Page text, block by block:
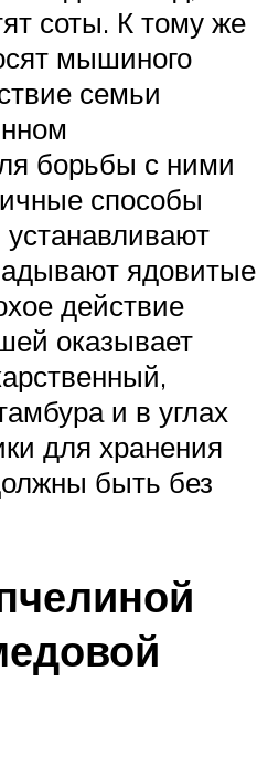
соты. К тому же
мышиного
семьи
борьбы с ними
способы
ядовитые
действие
оказывает
и в углах
для хранения
быть без